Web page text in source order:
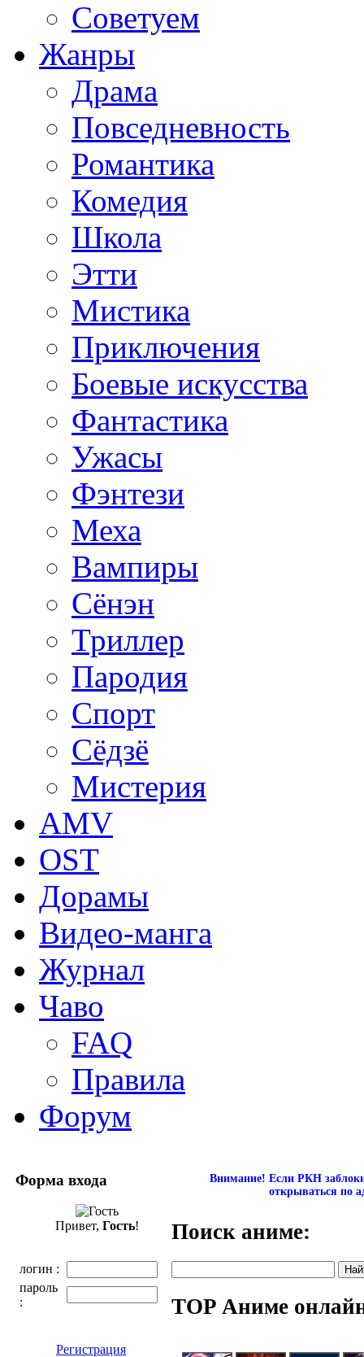
Советуем
Жанры
Драма
Повседневность
Романтика
Комедия
Школа
Этти
Мистика
Приключения
Боевые искусства
Фантастика
Ужасы
Фэнтези
Меха
Вампиры
Сёнэн
Триллер
Пародия
Спорт
Сёдзё
Мистерия
AMV
OST
Дорамы
Видео-манга
Журнал
Чаво
FAQ
Правила
Форум
Форма входа
Привет, Гость!
логин :
пароль
:
Регистрация
Внимание! Если РКН
открываться по
Поиск аниме:
TOP Аниме